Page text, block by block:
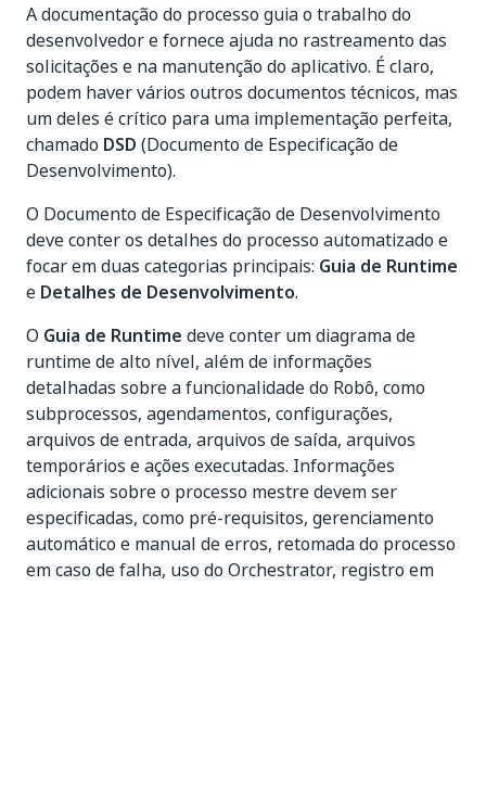
A documentação do processo guia o trabalho do
desenvolvedor e fornece ajuda no rastreamento das
solicitações e na manutenção do aplicativo. É claro,
podem haver vários outros documentos técnicos, mas
um deles é crítico para uma implementação perfeita,
chamado DSD (Documento de Especificação de
Desenvolvimento).
O Documento de Especificação de Desenvolvimento
deve conter os detalhes do processo automatizado e
focar em duas categorias principais: Guia de Runtime
e Detalhes de Desenvolvimento.
O Guia de Runtime deve conter um diagrama de
runtime de alto nível, além de informações
detalhadas sobre a funcionalidade do Robô, como
subprocessos, agendamentos, configurações,
arquivos de entrada, arquivos de saída, arquivos
temporários e ações executadas. Informações
adicionais sobre o processo mestre devem ser
especificadas, como pré-requisitos, gerenciamento
automático e manual de erros, retomada do processo
em caso de falha, uso do Orchestrator, registro em